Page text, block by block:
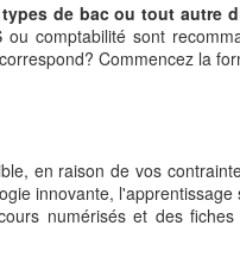
de bac ou tout autre
comptabilité sont
Commencez la
en raison de vos
innovante,
numérisés et des